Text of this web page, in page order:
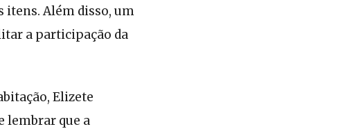
itens. Além disso, um
a participação da
Elizete
lembrar que a